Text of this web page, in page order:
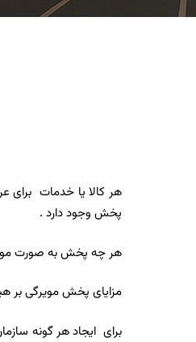
هر کالا یا خدمات برای
پخش وجود دارد .
هر چه پخش به صورت
مزایای پخش مویرگی بر
برای ایجاد هر گونه